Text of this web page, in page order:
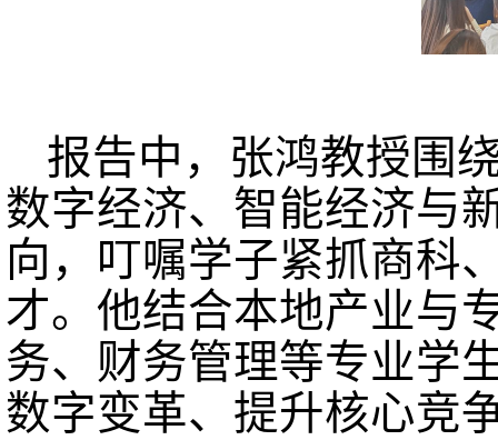
报告中，张鸿教授围
数字经济、智能经济与
向，叮嘱学子紧抓商科
才。他结合本地产业与
务、财务管理等专业学
数字变革、提升核心竞